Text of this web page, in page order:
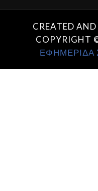
CREATED
COPYRIGHT
ΕΦΗΜΕΡΙΔΑ